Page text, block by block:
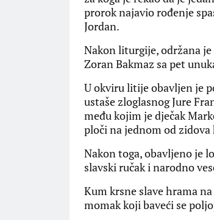
prorok najavio rođenje
Jordan.
Nakon liturgije, održana
Zoran Bakmaz sa pet
U okviru litije obavljen je
ustaše zloglasnog Jure
među kojim je dječak
ploči na jednom od
Nakon toga, obavljeno je
slavski ručak i narodno
Kum krsne slave hrama
momak koji baveći se